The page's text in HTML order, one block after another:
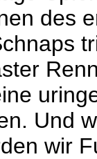
des
Und
wir